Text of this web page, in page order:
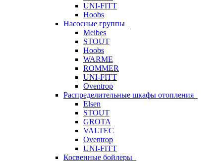
UNI-FITT
Hoobs
Насосные группы
Meibes
STOUT
Hoobs
WARME
ROMMER
UNI-FITT
Oventrop
Распределительные шкафы отопления
Elsen
STOUT
GROTA
VALTEC
Oventrop
UNI-FITT
Косвенные бойлеры